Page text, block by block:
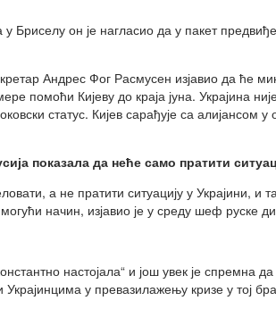
Бриселу он је нагласио да у пакет
Андрес Фог Расмусен изјавио да ће
помоћи Кијеву до краја јуна. Украјина
статус. Кијев сарађује са алијансом у
показала да неће само пратити
а не пратити ситуацију у Украјини, и
начин, изјавио је у среду шеф руске
настојала“ и још увек је спремна да
у превазилажењу кризе у тој